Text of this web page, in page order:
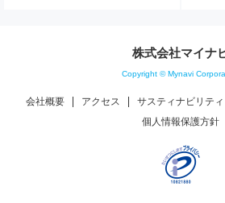
株式会社マイナ
Copyright © Mynavi
会社概要 アクセス サスティナビリティ
個人情報保護方針